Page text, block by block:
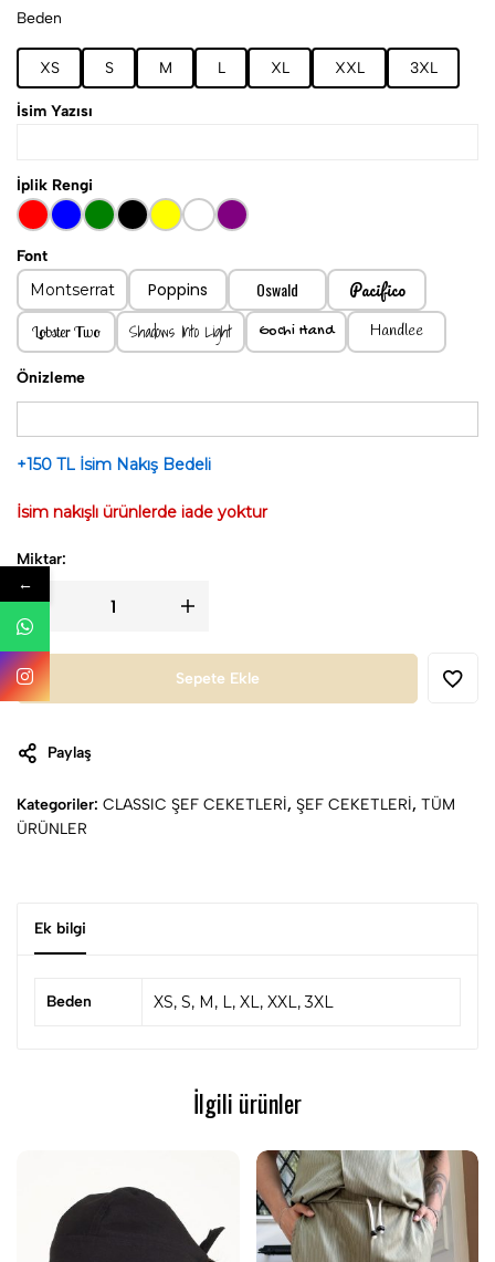
%65 polyester,%30 viscon %3 lyc
30-40 ° C’de yıkanmalıdır.
Ağartıcı kullanılmaz.
Beden
XS S M L XL XXL 3XL
İsim Yazısı
İplik Rengi
Font
Montserrat Poppins Oswald Pacifico
Lobster Two Shadows Into Light Gochi Hand Handlee
Önizleme
+150 TL İsim Nakış Bedeli
İsim nakışlı ürünlerde iade yoktur
Miktar:
Sepete Ekle
Paylaş
Kategoriler: CLASSIC ŞEF CEKETLERİ, ŞEF CEKETLERİ, TÜM
ÜRÜNLER
Ek bilgi
Beden XS, S, M, L, XL, XXL, 3XL
İlgili ürünler
←